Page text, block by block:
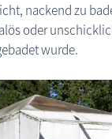
nackend zu
oder
wurde.